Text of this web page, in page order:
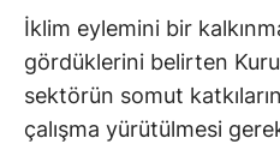
İklim eylemini bir
gördüklerini belirten
sektörün somut
çalışma yürütülmesi